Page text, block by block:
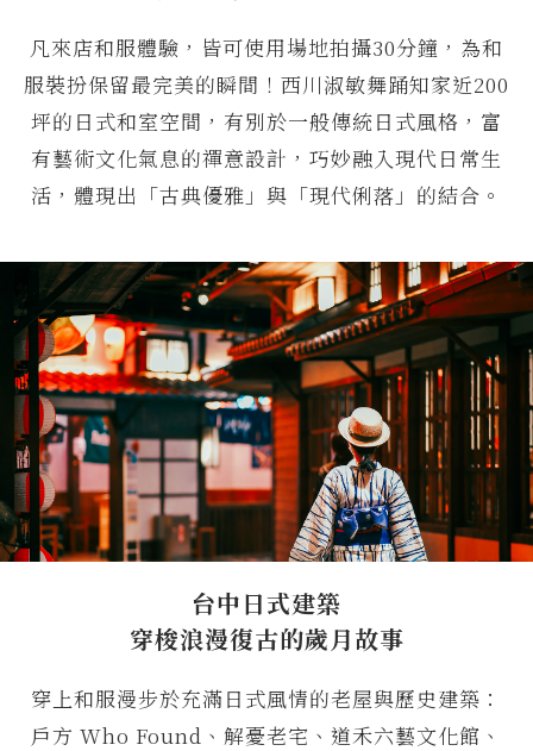
凡來店和服體驗，皆可使用場地拍攝30分鐘，為和
服裝扮保留最完美的瞬間！西川淑敏舞踊知家近200
坪的日式和室空間，有別於一般傳統日式風格，富
有藝術文化氣息的禪意設計，巧妙融入現代日常生
活，體現出「古典優雅」與「現代俐落」的結合。
台中日式建築
穿梭浪漫復古的歲月故事
穿上和服漫步於充滿日式風情的老屋與歷史建築：
戶方 Who Found、解憂老宅、道禾六藝文化館、